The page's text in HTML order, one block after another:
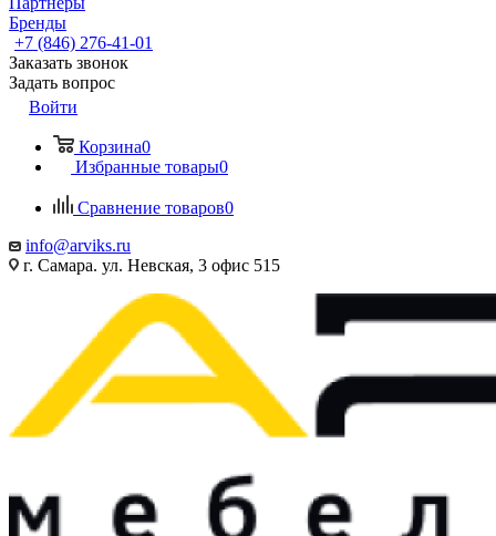
Бренды
+7 (846) 276-41-01
Заказать звонок
Задать вопрос
Войти
Корзина0
Избранные товары0
Сравнение товаров0
info@arviks.ru
г. Самара. ул. Невская, 3 офис 515